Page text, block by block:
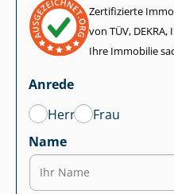
Zertifizierte
von TÜV,
Ihre Immobilie
Anrede
Herr
Frau
Name